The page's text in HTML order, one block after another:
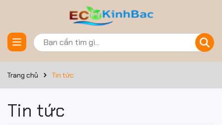
Trang chủ Tin tức
Tin tức